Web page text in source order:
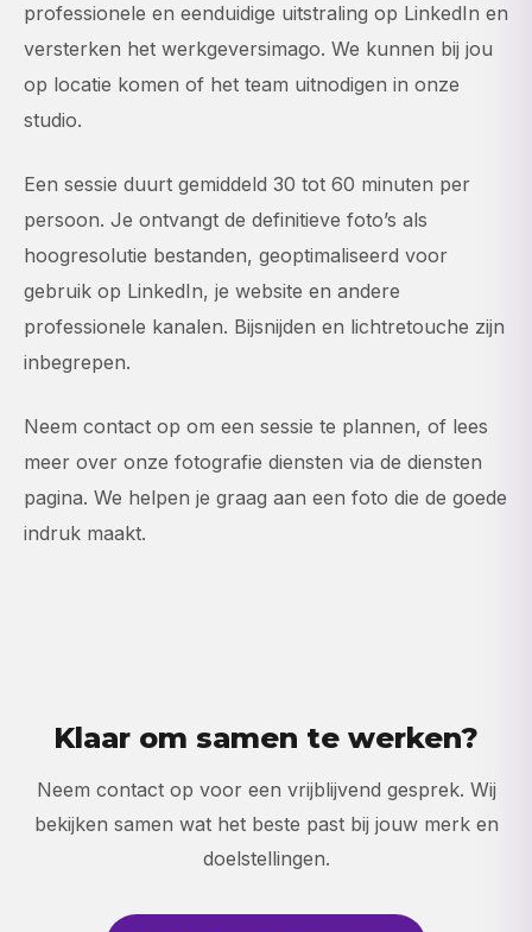
professionele en eenduidige uitstraling op LinkedIn en
versterken het werkgeversimago. We kunnen bij jou
op locatie komen of het team uitnodigen in onze
studio.
Een sessie duurt gemiddeld 30 tot 60 minuten per
persoon. Je ontvangt de definitieve foto’s als
hoogresolutie bestanden, geoptimaliseerd voor
gebruik op LinkedIn, je website en andere
professionele kanalen. Bijsnijden en lichtretouche zijn
inbegrepen.
Neem contact op om een sessie te plannen, of lees
meer over onze fotografie diensten via de diensten
pagina. We helpen je graag aan een foto die de goede
indruk maakt.
Klaar om samen te werken?
Neem contact op voor een vrijblijvend gesprek. Wij
bekijken samen wat het beste past bij jouw merk en
doelstellingen.